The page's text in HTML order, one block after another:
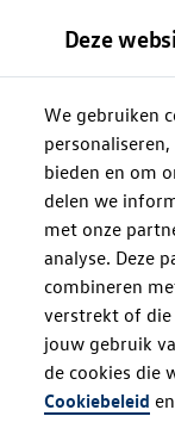
Deze
We gebruiken
bieden en om
delen we
met onze
analyse. Deze
combineren
verstrekt of die
jouw gebruik
de cookies die
Cookiebeleid